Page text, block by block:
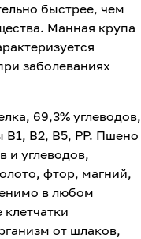
быстрее, чем
Манная крупа
заболеваниях
69,3% углеводов,
В1, В2, В5, РР. Пшено
и углеводов,
фтор, магний,
в любом
от шлаков,